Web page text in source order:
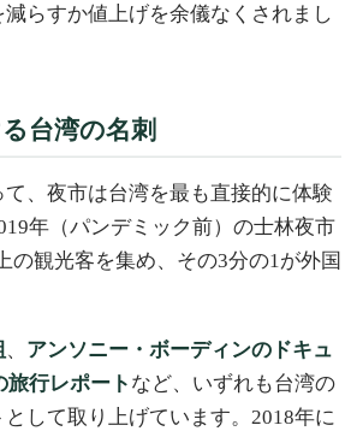
らすか値上げを余儀なくされまし
台湾の名刺
、夜市は台湾を最も直接的に体験
年（パンデミック前）の士林夜市
の観光客を集め、その3分の1が外国
、 アンソニー・ボーディンのドキュ
旅行レポート など、いずれも台湾の
して取り上げています。2018年に